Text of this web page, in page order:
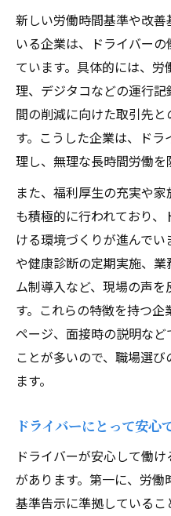
新しい労働時間基準や改
いる企業は、ドライバー
ています。具体的には、
理、デジタコなどの運行
間の削減に向けた取引先
す。こうした企業は、ド
理し、無理な長時間労働を
また、福利厚生の充実や
も積極的に行われており
ける環境づくりが進んで
や健康診断の定期実施、
ム制導入など、現場の声
す。これらの特徴を持つ
ページ、面接時の説明な
ことが多いので、職場選
ます。
ドライバーにとって安心
ドライバーが安心して働
があります。第一に、労
基準告示に準拠している